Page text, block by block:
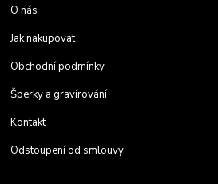
O nás
Jak nakupovat
Obchodní podmínky
Šperky a gravírování
Kontakt
Odstoupení od smlouvy